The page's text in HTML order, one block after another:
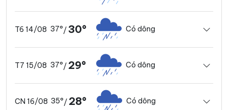
T6 14/08 37°/30° Có dông
T7 15/08 37°/ 29° Có dông
CN 16/08 35°/ 28° Có dông